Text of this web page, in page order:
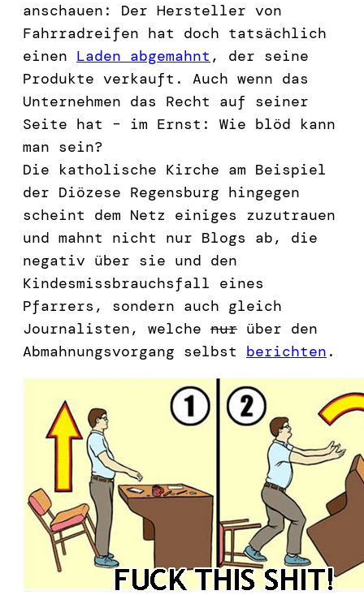
anschauen: Der Hersteller von
Fahrradreifen hat doch tatsächlich
einen Laden abgemahnt , der seine
Produkte verkauft. Auch wenn das
Unternehmen das Recht auf seiner
Seite hat – im Ernst: Wie blöd kann
man sein?
Die katholische Kirche am Beispiel
der Diözese Regensburg hingegen
scheint dem Netz einiges zuzutrauen
und mahnt nicht nur Blogs ab, die
negativ über sie und den
Kindesmissbrauchsfall eines
Pfarrers, sondern auch gleich
Journalisten, welche nur über den
Abmahnungsvorgang selbst berichten .